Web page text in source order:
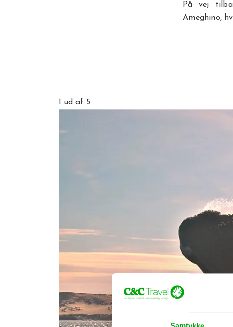
På vej
Ameghino,
1 ud af 5